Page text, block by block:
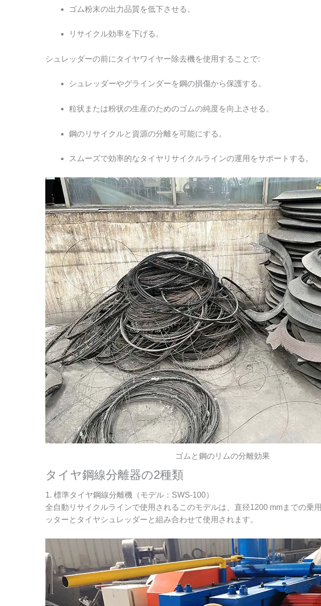
ゴム粉末の出力品質を低下させる。
リサイクル効率を下げる。
シュレッダーの前にタイヤワイヤー除去機を使用することで:
シュレッダーやグラインダーを鋼の損傷から保護する。
粒状または粉状の生産のためのゴムの純度を向上させる。
鋼のリサイクルと資源の分離を可能にする。
スムーズで効率的なタイヤリサイクルラインの運用をサポートする。
ゴムと鋼のリムの分離効果
タイヤ鋼線分離器の2種類
1. 標準タイヤ鋼線分離機（モデル：SWS-100）
全自動リサイクルラインで使用されるこのモデルは、直径1200 mmまでの
ッターとタイヤシュレッダーと組み合わせて使用されます。